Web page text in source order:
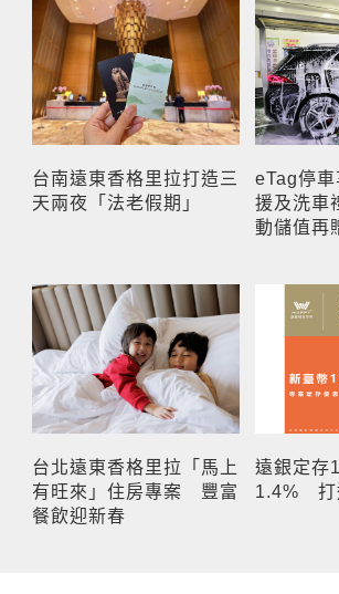
台南遠東香格里拉打造三
天兩夜「法老假期」
eTag停
援及洗車
動儲值再
台北遠東香格里拉「馬上
有旺來」住房專案 豐富
餐飲迎新春
遠銀定存
1.4% 打